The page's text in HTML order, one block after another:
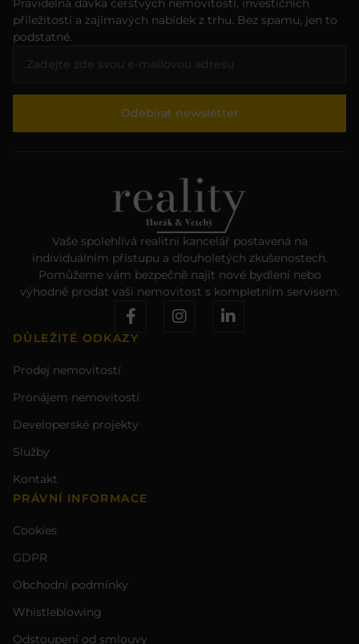
Pravidelná dávka čerstvých nemovitostí, investičních
příležitostí a zajímavých nabídek z trhu. Bez spamu, jen to
podstatné.
Odebírat newsletter
Vaše spolehlivá realitní kancelář postavená na
individuálním přístupu a dlouholetých zkušenostech.
Pomůžeme vám bezpečně najít nové bydlení nebo
výhodně prodat vaši nemovitost s kompletním servisem.
DŮLEŽITÉ ODKAZY
Prodej nemovitostí
Pronájem nemovitostí
Developerské projekty
Služby
Kontakt
PRÁVNÍ INFORMACE
Cookies
GDPR
Obchodní podmínky
Whistleblowing
Odstoupení od smlouvy